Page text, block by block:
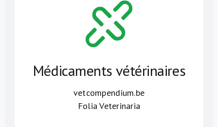
Médicaments vétérinaires
vetcompendium.be
Folia Veterinaria